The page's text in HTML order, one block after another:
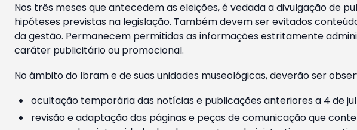
Nos três meses que antecedem as eleições, é vedada a divulgação de
hipóteses previstas na legislação. Também devem ser evitados
da gestão. Permanecem permitidas as informações estritamente
caráter publicitário ou promocional.
No âmbito do Ibram e de suas unidades museológicas, deverão ser
ocultação temporária das notícias e publicações anteriores a 4 de
revisão e adaptação das páginas e peças de comunicação que